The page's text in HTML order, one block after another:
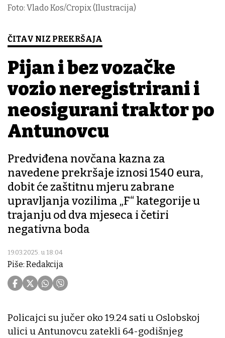
Foto: Vlado Kos/Cropix (Ilustracija)
ČITAV NIZ PREKRŠAJA
Pijan i bez vozačke
vozio neregistrirani i
neosigurani traktor po
Antunovcu
Predviđena novčana kazna za
navedene prekršaje iznosi 1540 eura,
dobit će zaštitnu mjeru zabrane
upravljanja vozilima „F“ kategorije u
trajanju od dva mjeseca i četiri
negativna boda
19.03.2025. u 18:04
Piše: Redakcija
Policajci su jučer oko 19.24 sati u Oslobskoj
ulici u Antunovcu zatekli 64-godišnjeg